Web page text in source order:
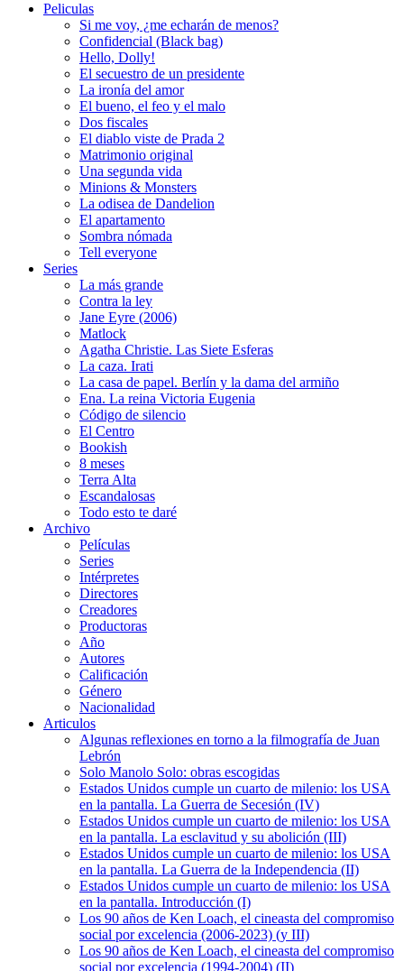
Peliculas
Si me voy, ¿me echarán de menos?
Confidencial (Black bag)
Hello, Dolly!
El secuestro de un presidente
La ironía del amor
El bueno, el feo y el malo
Dos fiscales
El diablo viste de Prada 2
Matrimonio original
Una segunda vida
Minions & Monsters
La odisea de Dandelion
El apartamento
Sombra nómada
Tell everyone
Series
La más grande
Contra la ley
Jane Eyre (2006)
Matlock
Agatha Christie. Las Siete Esferas
La caza. Irati
La casa de papel. Berlín y la dama del armiño
Ena. La reina Victoria Eugenia
Código de silencio
El Centro
Bookish
8 meses
Terra Alta
Escandalosas
Todo esto te daré
Archivo
Películas
Series
Intérpretes
Directores
Creadores
Productoras
Año
Autores
Calificación
Género
Nacionalidad
Articulos
Algunas reflexiones en torno a la filmografía de Juan
Lebrón
Solo Manolo Solo: obras escogidas
Estados Unidos cumple un cuarto de milenio: los USA
en la pantalla. La Guerra de Secesión (IV)
Estados Unidos cumple un cuarto de milenio: los USA
en la pantalla. La esclavitud y su abolición (III)
Estados Unidos cumple un cuarto de milenio: los USA
en la pantalla. La Guerra de la Independencia (II)
Estados Unidos cumple un cuarto de milenio: los USA
en la pantalla. Introducción (I)
Los 90 años de Ken Loach, el cineasta del compromiso
social por excelencia (2006-2023) (y III)
Los 90 años de Ken Loach, el cineasta del compromiso
social por excelencia (1994-2004) (II)